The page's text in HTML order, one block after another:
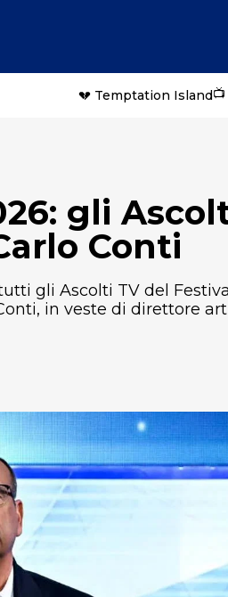
💔 Temptation Island
gli
Conti
gli Ascolti TV del
in veste di direttore